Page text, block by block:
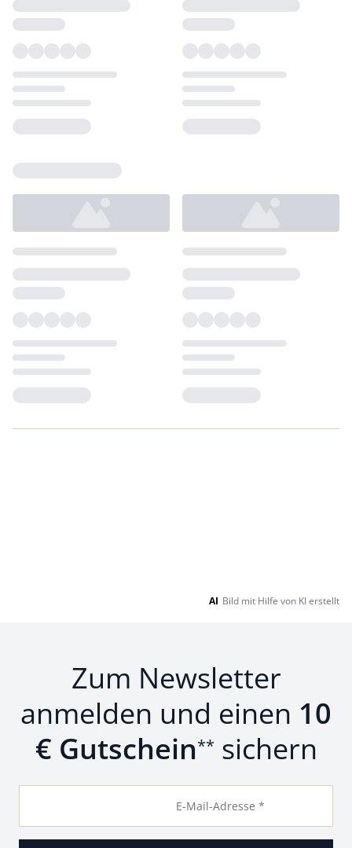
AI Bild mit Hilfe von KI erstellt
Zum Newsletter
anmelden und einen 10
€ Gutschein** sichern
E-Mail-Adresse *